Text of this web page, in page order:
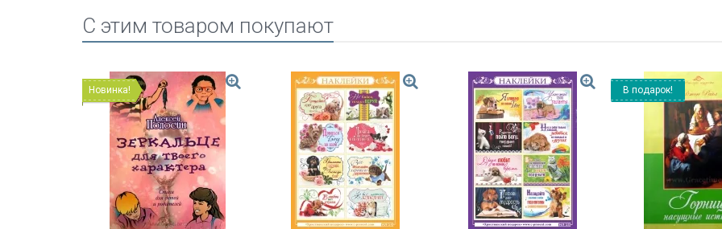
C этим товаром покупают
Новинка! В подарок!